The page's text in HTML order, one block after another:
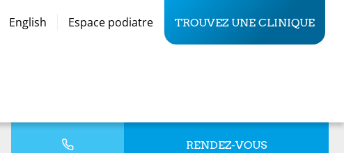
English Espace podiatre TROUVEZ UNE CLINIQUE
RENDEZ-VOUS